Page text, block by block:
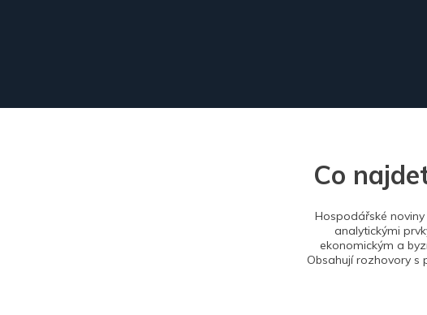
Co
Hospodářské
analytickými
ekonomickým a
Obsahují rozhovory s